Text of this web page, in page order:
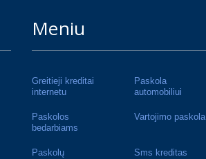
Meniu
Greitieji kreditai
internetu
Paskola
automobiliui
Paskolos
bedarbiams
Vartojimo paskola
Paskolų
Sms kreditas